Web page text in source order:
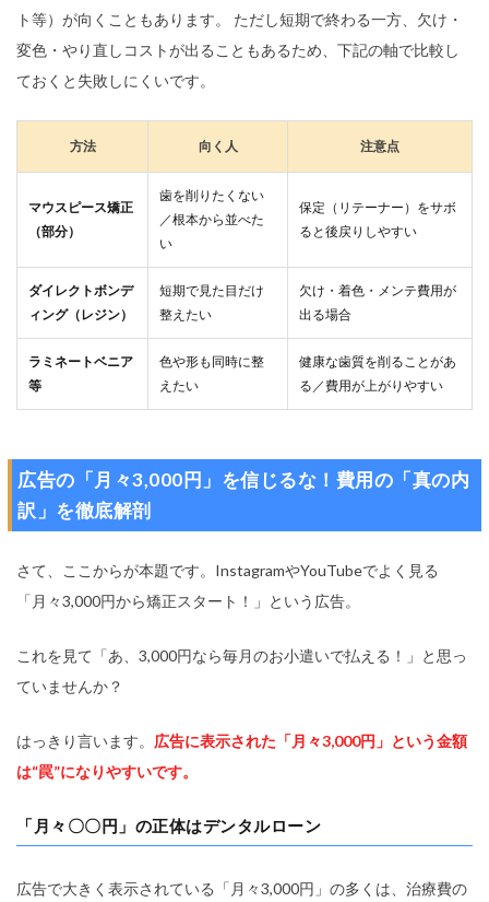
ト等）が向くこともあります。 ただし短期で終わる一方、欠け・
変色・やり直しコストが出ることもあるため、下記の軸で比較し
ておくと失敗しにくいです。
方法 向く人 注意点
マウスピース矯正
（部分）
歯を削りたくない
／根本から並べた
い
保定（リテーナー）をサボ
ると後戻りしやすい
ダイレクトボンデ
ィング（レジン）
短期で見た目だけ
整えたい
欠け・着色・メンテ費用が
出る場合
ラミネートベニア
等
色や形も同時に整
えたい
健康な歯質を削ることがあ
る／費用が上がりやすい
広告の「月々3,000円」を信じるな！費用の「真の内
訳」を徹底解剖
さて、ここからが本題です。InstagramやYouTubeでよく見る
「月々3,000円から矯正スタート！」という広告。
これを見て「あ、3,000円なら毎月のお小遣いで払える！」と思っ
ていませんか？
はっきり言います。 広告に表示された「月々3,000円」という金額
は“罠”になりやすいです。
「月々〇〇円」の正体はデンタルローン
広告で大きく表示されている「月々3,000円」の多くは、治療費の